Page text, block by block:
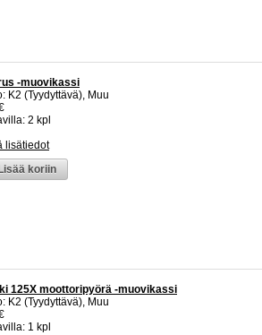
-muovikassi
K2 (Tyydyttävä), Muu
2 kpl
lisätiedot
Lisää koriin
125X moottoripyörä -muovikassi
K2 (Tyydyttävä), Muu
1 kpl